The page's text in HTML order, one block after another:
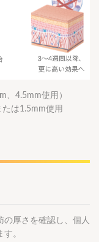
、4.5mm使用）
は1.5mm使用
の厚さを確認し、個人
。